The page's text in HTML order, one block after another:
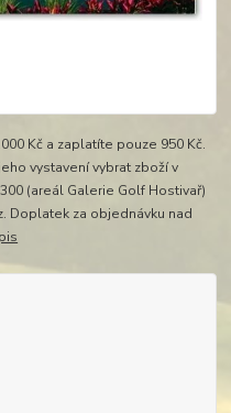
Kč a zaplatíte pouze 950 Kč.
vystavení vybrat zboží v
(areál Galerie Golf Hostivař)
Doplatek za objednávku nad